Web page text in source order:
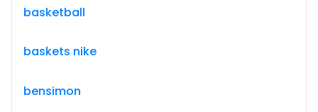
basketball
baskets nike
bensimon